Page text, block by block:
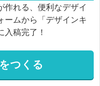
作れる、便利なデザイ
ームから「デザインキ
稿完了！
つくる